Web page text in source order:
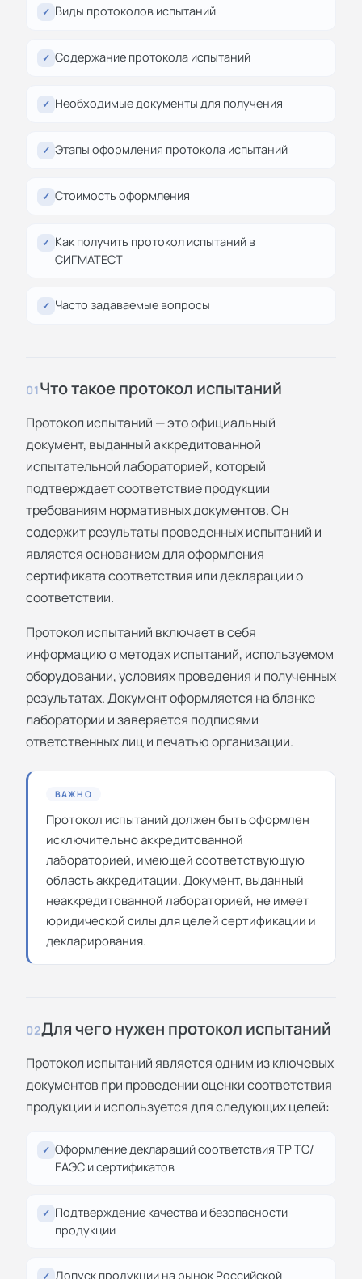
✓ Виды протоколов испытаний
✓ Содержание протокола испытаний
✓ Необходимые документы для получения
✓ Этапы оформления протокола испытаний
✓ Стоимость оформления
✓ Как получить протокол испытаний в
СИГМАТЕСТ
✓ Часто задаваемые вопросы
01Что такое протокол испытаний
Протокол испытаний — это официальный
документ, выданный аккредитованной
испытательной лабораторией, который
подтверждает соответствие продукции
требованиям нормативных документов. Он
содержит результаты проведенных испытаний и
является основанием для оформления
сертификата соответствия илидекларации о
соответствии.
Протокол испытаний включает в себя
информацию о методах испытаний, используемом
оборудовании, условиях проведения и полученных
результатах. Документ оформляется на бланке
лаборатории и заверяется подписями
ответственных лиц и печатью организации.
ВАЖНО
Протокол испытаний должен быть оформлен
исключительно аккредитованной
лабораторией, имеющей соответствующую
область аккредитации. Документ, выданный
неаккредитованной лабораторией, не имеет
юридической силы для целей сертификации и
декларирования.
02Для чего нужен протокол испытаний
Протокол испытаний является одним из ключевых
документов при проведении оценки соответствия
продукции и используется для следующих целей:
✓ Оформление деклараций соответствия ТР ТС/
ЕАЭС и сертификатов
✓ Подтверждение качества и безопасности
продукции
✓ Допуск продукции на рынок Российской